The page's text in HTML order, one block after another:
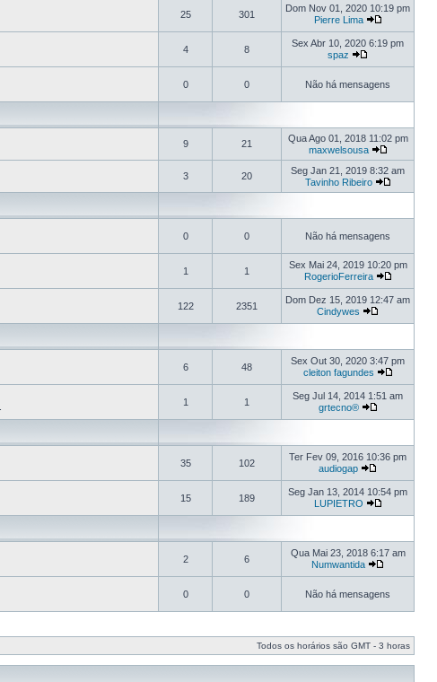
25 301
Dom Nov 01, 2020 10:19 pm
Pierre Lima
4 8
Sex Abr 10, 2020 6:19 pm
spaz
0 0 Não há mensagens
9 21
Qua Ago 01, 2018 11:02 pm
maxwelsousa
3 20
Seg Jan 21, 2019 8:32 am
Tavinho Ribeiro
0 0 Não há mensagens
1 1
Sex Mai 24, 2019 10:20 pm
RogerioFerreira
122 2351
Dom Dez 15, 2019 12:47 am
Cindywes
6 48
Sex Out 30, 2020 3:47 pm
cleiton fagundes
1 1
Seg Jul 14, 2014 1:51 am
grtecno®
35 102
Ter Fev 09, 2016 10:36 pm
audiogap
15 189
Seg Jan 13, 2014 10:54 pm
LUPIETRO
2 6
Qua Mai 23, 2018 6:17 am
Numwantida
0 0 Não há mensagens
Todos os horários são GMT - 3 horas